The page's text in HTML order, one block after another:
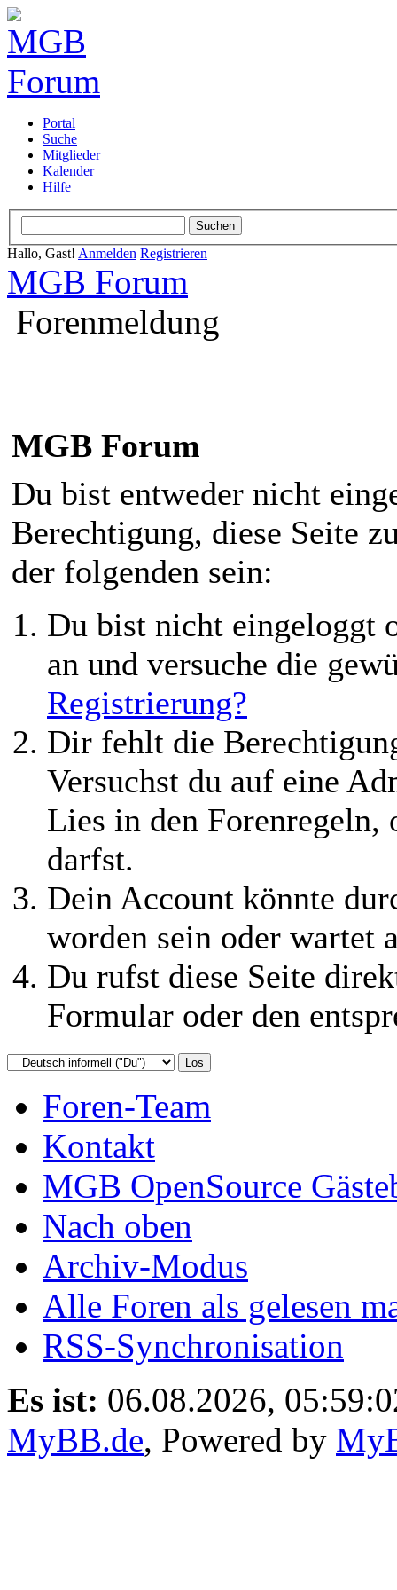
Portal
Suche
Mitglieder
Kalender
Hilfe
Hallo, Gast! Anmelden Registrieren
MGB Forum
Forenmeldung
MGB Forum
Du bist entweder nicht
Berechtigung, diese Seite
der folgenden sein:
Du bist nicht eingeloggt
an und versuche die
Registrierung?
Dir fehlt die
Versuchst du auf eine
Lies in den Forenregeln,
darfst.
Dein Account könnte
worden sein oder wartet
Du rufst diese Seite
Formular oder den
Foren-Team
Kontakt
MGB OpenSource
Nach oben
Archiv-Modus
Alle Foren als gelesen
RSS-Synchronisation
Es ist: 06.08.2026,
MyBB.de, Powered by